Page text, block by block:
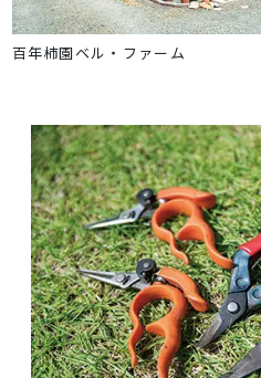
百年柿園ベル・ファーム